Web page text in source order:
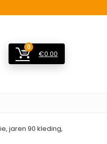
0
€0.00
jaren 90 kleding,